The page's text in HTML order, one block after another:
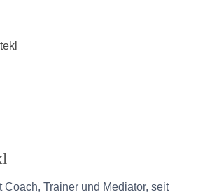
Coach, Trainer und Mediator, seit